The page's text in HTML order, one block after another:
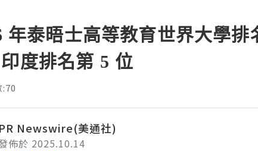
年泰晤士高等教育世界大學
度排名第 5 位
PR Newswire(美通社)
佈於 2025.10.14